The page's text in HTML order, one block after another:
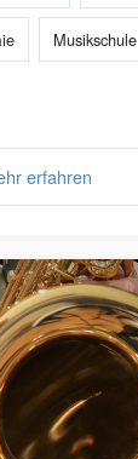
Musikschule
erfahren